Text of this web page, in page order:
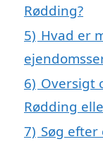
Rødding?
5) Hvad er
6) Oversigt
Rødding
7) Søg